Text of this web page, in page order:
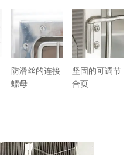
防滑丝的连接
螺母
坚固的可调节
合页